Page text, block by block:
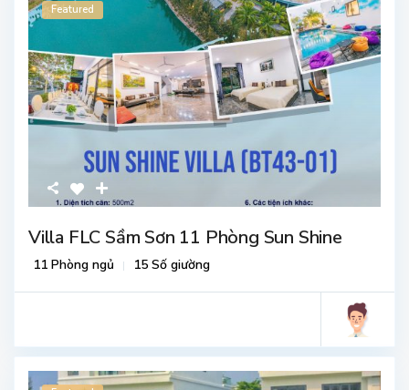
Featured
Villa FLC Sầm Sơn 11 Phòng Sun Shine
11 Phòng ngủ 15 Số giường